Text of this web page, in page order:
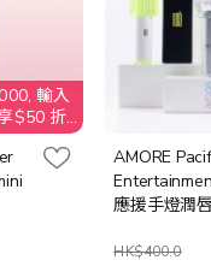
輸入
$50 折
AMORE
應援手燈潤
HK$400.0